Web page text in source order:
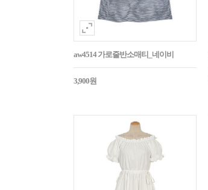
aw4514 가로줄반소매티_네이비
3,900원